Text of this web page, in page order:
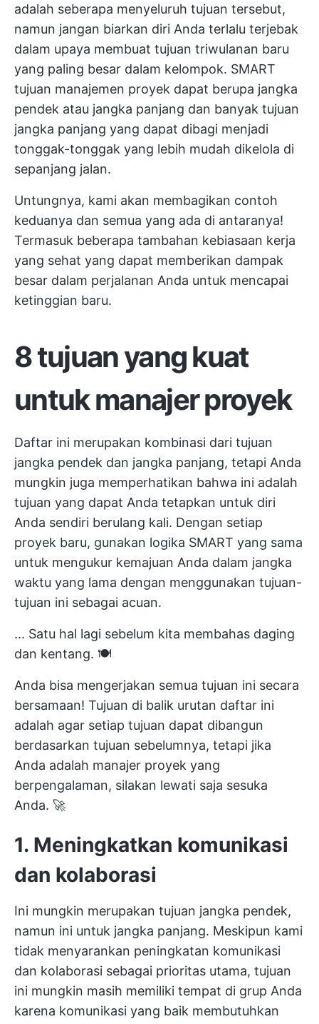
adalah seberapa menyeluruh tujuan tersebut,
namun jangan biarkan diri Anda terlalu terjebak
dalam upaya membuat tujuan triwulanan baru
yang paling besar dalam kelompok. SMART
tujuan manajemen proyek dapat berupa jangka
pendek atau jangka panjang dan banyak tujuan
jangka panjang yang dapat dibagi menjadi
tonggak-tonggak yang lebih mudah dikelola di
sepanjang jalan.
Untungnya, kami akan membagikan contoh
keduanya dan semua yang ada di antaranya!
Termasuk beberapa tambahan kebiasaan kerja
yang sehat yang dapat memberikan dampak
besar dalam perjalanan Anda untuk mencapai
ketinggian baru.
8 tujuan yang kuat
untuk manajer proyek
Daftar ini merupakan kombinasi dari tujuan
jangka pendek dan jangka panjang, tetapi Anda
mungkin juga memperhatikan bahwa ini adalah
tujuan yang dapat Anda tetapkan untuk diri
Anda sendiri berulang kali. Dengan setiap
proyek baru, gunakan logika SMART yang sama
untuk mengukur kemajuan Anda dalam jangka
waktu yang lama dengan menggunakan tujuan-
tujuan ini sebagai acuan.
... Satu hal lagi sebelum kita membahas daging
dan kentang. 🍽
Anda bisa mengerjakan semua tujuan ini secara
bersamaan! Tujuan di balik urutan daftar ini
adalah agar setiap tujuan dapat dibangun
berdasarkan tujuan sebelumnya, tetapi jika
Anda adalah manajer proyek yang
berpengalaman, silakan lewati saja sesuka
Anda. 🚀
1. Meningkatkan komunikasi
dan kolaborasi
Ini mungkin merupakan tujuan jangka pendek,
namun ini untuk jangka panjang. Meskipun kami
tidak menyarankan peningkatan komunikasi
dan kolaborasi sebagai prioritas utama, tujuan
ini mungkin masih memiliki tempat di grup Anda
karena komunikasi yang baik membutuhkan